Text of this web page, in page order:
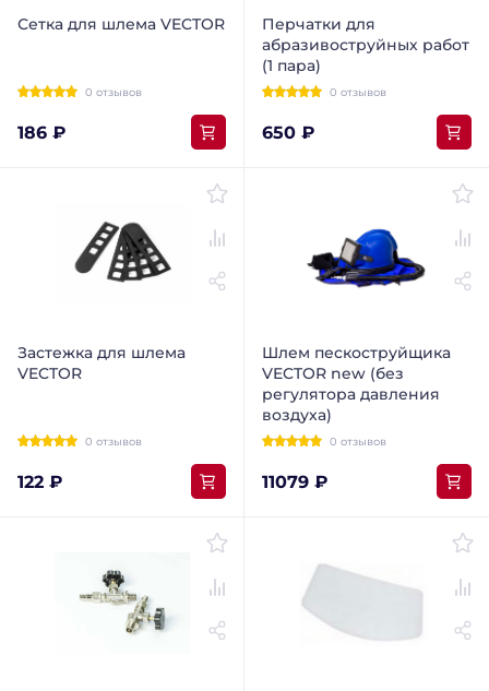
Сетка для шлема VECTOR
0 отзывов
186 ₽
Перчатки для
абразивоструйных работ
(1 пара)
0 отзывов
650 ₽
Застежка для шлема
VECTOR
0 отзывов
122 ₽
Шлем пескоструйщика
VECTOR new (без
регулятора давления
воздуха)
0 отзывов
11079 ₽